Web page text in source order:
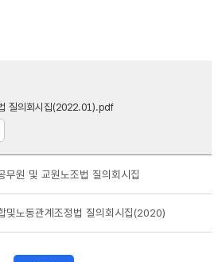
질의회시집(2022.01).pdf
무원 및 교원노조법 질의회시집
및노동관계조정법 질의회시집(2020)